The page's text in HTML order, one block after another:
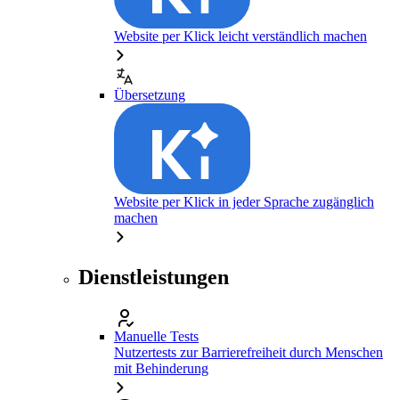
Website per Klick leicht verständlich machen
Übersetzung
Website per Klick in jeder Sprache zugänglich
machen
Dienstleistungen
Manuelle Tests
Nutzertests zur Barrierefreiheit durch Menschen
mit Behinderung